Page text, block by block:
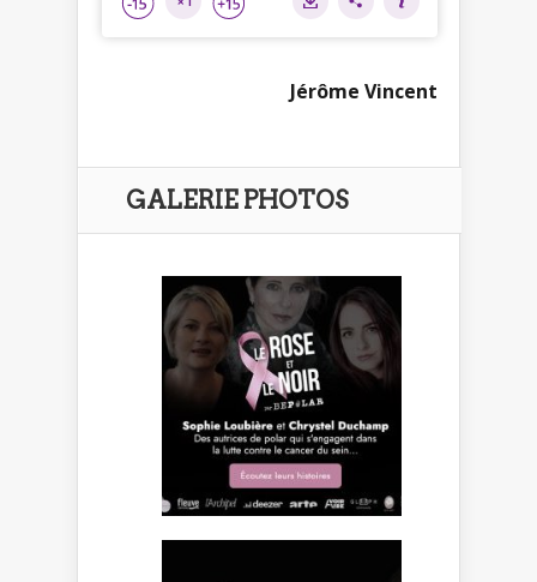
Jérôme Vincent
GALERIE PHOTOS